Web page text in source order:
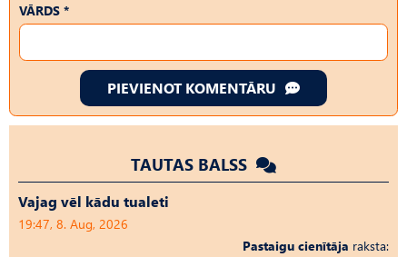
VĀRDS *
PIEVIENOT KOMENTĀRU
TAUTAS BALSS
Vajag vēl kādu tualeti
19:47, 8. Aug, 2026
Pastaigu cienītāja raksta: